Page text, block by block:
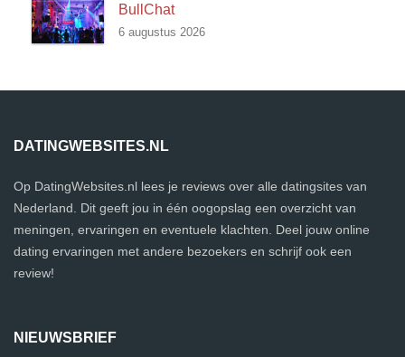
BullChat
6 augustus 2026
DATINGWEBSITES.NL
Op DatingWebsites.nl lees je reviews over alle datingsites van
Nederland. Dit geeft jou in één oogopslag een overzicht van
meningen, ervaringen en eventuele klachten. Deel jouw online
dating ervaringen met andere bezoekers en schrijf ook een
review!
NIEUWSBRIEF